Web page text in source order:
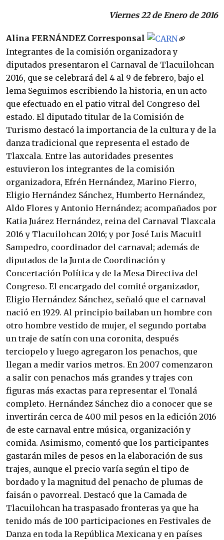
Viernes 22 de Enero de 2016
Alina FERNÁNDEZ Corresponsal
Integrantes de la comisión organizadora y
diputados presentaron el Carnaval de Tlacuilohcan
2016, que se celebrará del 4 al 9 de febrero, bajo el
lema Seguimos escribiendo la historia, en un acto
que efectuado en el patio vitral del Congreso del
estado. El diputado titular de la Comisión de
Turismo destacó la importancia de la cultura y de la
danza tradicional que representa el estado de
Tlaxcala. Entre las autoridades presentes
estuvieron los integrantes de la comisión
organizadora, Efrén Hernández, Marino Fierro,
Eligio Hernández Sánchez, Humberto Hernández,
Aldo Flores y Antonio Hernández; acompañados por
Katia Juárez Hernández, reina del Carnaval Tlaxcala
2016 y Tlacuilohcan 2016; y por José Luis Macuitl
Sampedro, coordinador del carnaval; además de
diputados de la Junta de Coordinación y
Concertación Política y de la Mesa Directiva del
Congreso. El encargado del comité organizador,
Eligio Hernández Sánchez, señaló que el carnaval
nació en 1929. Al principio bailaban un hombre con
otro hombre vestido de mujer, el segundo portaba
un traje de satín con una coronita, después
terciopelo y luego agregaron los penachos, que
llegan a medir varios metros. En 2007 comenzaron
a salir con penachos más grandes y trajes con
figuras más exactas para representar el Tonalá
completo. Hernández Sánchez dio a conocer que se
invertirán cerca de 400 mil pesos en la edición 2016
de este carnaval entre música, organización y
comida. Asimismo, comentó que los participantes
gastarán miles de pesos en la elaboración de sus
trajes, aunque el precio varía según el tipo de
bordado y la magnitud del penacho de plumas de
faisán o pavorreal. Destacó que la Camada de
Tlacuilohcan ha traspasado fronteras ya que ha
tenido más de 100 participaciones en Festivales de
Danza en toda la República Mexicana y en países